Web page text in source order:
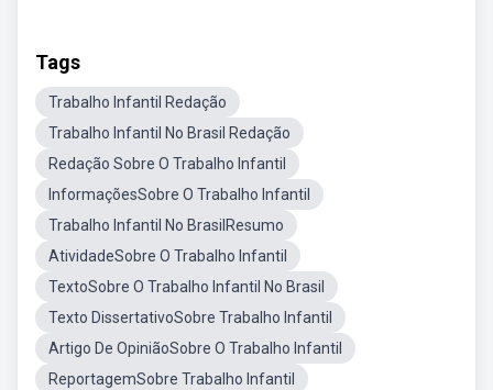
Tags
Trabalho Infantil Redação
Trabalho Infantil No Brasil Redação
Redação Sobre O Trabalho Infantil
InformaçõesSobre O Trabalho Infantil
Trabalho Infantil No BrasilResumo
AtividadeSobre O Trabalho Infantil
TextoSobre O Trabalho Infantil No Brasil
Texto DissertativoSobre Trabalho Infantil
Artigo De OpiniãoSobre O Trabalho Infantil
ReportagemSobre Trabalho Infantil